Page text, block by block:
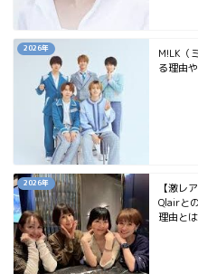
2026年
M!LK（
る理由
2026年
【激レ
Qlairと
理由と